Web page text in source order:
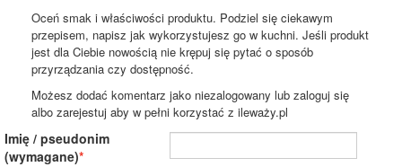
Oceń smak i właściwości produktu. Podziel się ciekawym
przepisem, napisz jak wykorzystujesz go w kuchni. Jeśli produkt
jest dla Ciebie nowością nie krępuj się pytać o sposób
przyrządzania czy dostępność.
Możesz dodać komentarz jako niezalogowany lub zaloguj się
albo zarejestuj aby w pełni korzystać z ileważy.pl
Imię / pseudonim
(wymagane)